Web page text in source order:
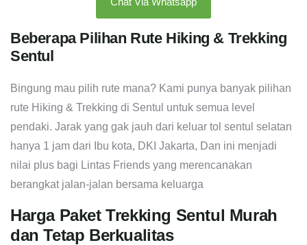
Beberapa Pilihan Rute Hiking & Trekking
Sentul
Bingung mau pilih rute mana? Kami punya banyak pilihan
rute Hiking & Trekking di Sentul untuk semua level
pendaki. Jarak yang gak jauh dari keluar tol sentul selatan
hanya 1 jam dari Ibu kota, DKI Jakarta, Dan ini menjadi
nilai plus bagi Lintas Friends yang merencanakan
berangkat jalan-jalan bersama keluarga
Harga Paket Trekking Sentul Murah
dan Tetap Berkualitas